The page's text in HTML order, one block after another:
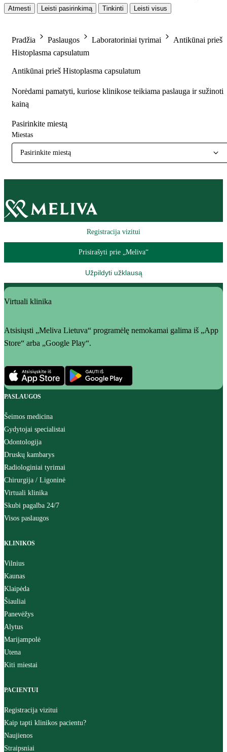
Atmesti Leisti pasirinkimą Tinkinti Leisti visus
Pradžia Paslaugos Laboratoriniai tyrimai
Antikūnai prieš
Histoplasma capsulatum
Antikūnai prieš Histoplasma capsulatum
Norėdami pamatyti, kuriose klinikose teikiama paslauga ir sužinoti
kainą
Pasirinkite miestą
Miestas
Pasirinkite miestą
Registracija vizitui
Prisirašyti prie „Meliva“
Užpildyti užklausą
Virtuali klinika
Atsisiųsti „Meliva Lietuva“ programėlę nemokamai galima iš „App
Store“ arba „Google Play“.
PASLAUGOS
Šeimos medicina
Gydytojai specialistai
Odontologija
Druskų kambarys
Radiologiniai tyrimai
Chirurgija / Ligoninė
Virtuali klinika
Skubi pagalba 24/7
Visos paslaugos
KLINIKOS
Vilnius
Kaunas
Klaipėda
Šiauliai
Panevėžys
Alytus
Marijampolė
Utena
Kiti miestai
PACIENTUI
Registracija vizitui
Kaip tapti klinikos pacientu?
Naujienos
Straipsniai